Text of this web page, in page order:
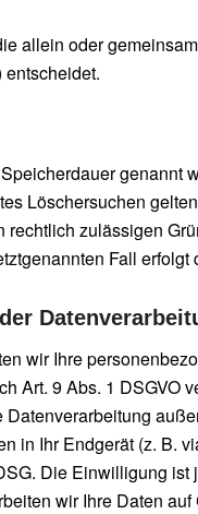
allein oder
genannt
Löschersuchen
zulässigen
Fall
wir Ihre
Art. 9 Abs. 1
in Ihr Endgerät (z. B.
Die Einwilligung
wir Ihre Daten